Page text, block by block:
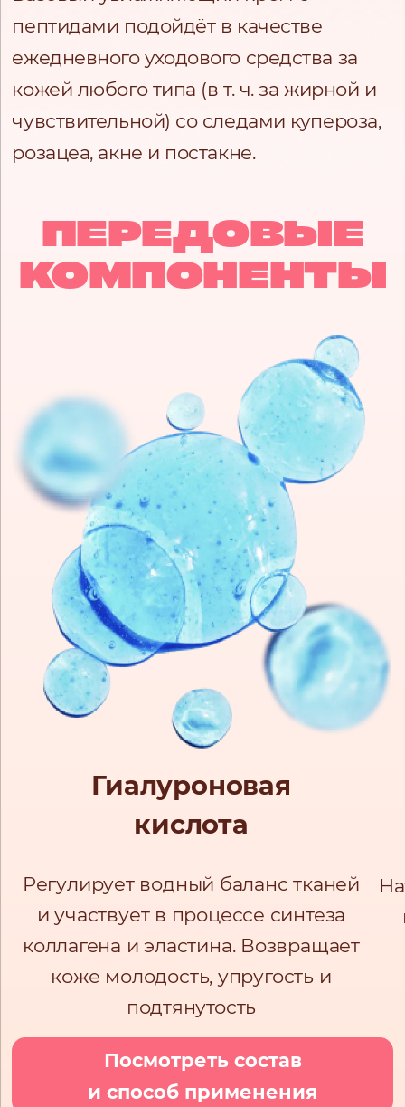
пептидами подойдёт в качестве
ежедневного уходового средства за
кожей любого типа (в т. ч. за жирной и
чувствительной) со следами купероза,
розацеа, акне и постакне.
ПЕРЕДОВЫЕ
КОМПОНЕНТЫ
Гиалуроновая
кислота
Регулирует водный баланс тканей
и участвует в процессе синтеза
коллагена и эластина. Возвращает
коже молодость, упругость и
подтянутость
Посмотреть состав
и способ применения